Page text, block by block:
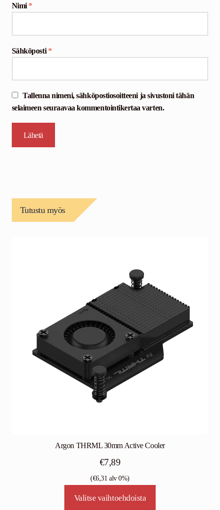
Nimi *
Sähköposti *
Tallenna nimeni, sähköpostiosoitteeni ja sivustoni tähän
selaimeen seuraavaa kommentointikertaa varten.
Tutustu myös
Argon THRML 30mm Active Cooler
€7,89
(€6,31 alv 0%)
Valitse vaihtoehdoista